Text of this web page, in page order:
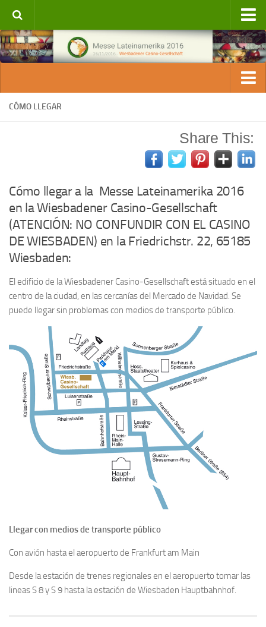
Contacto
Exponer
Expositores 2016
Exponer
Hoteles
Contacto
Expositores 2016
Patrocinadores
Visitar
Cómo llegar
Dónde y cuándo
Parking
Plano del recinto
Gastronomía
Programa cultural
Info-es
Cómo llegar
Programa cultural
CÓMO LLEGAR
Share This:
Cómo llegar a la Messe Lateinamerika 2016
en la Wiesbadener Casino-Gesellschaft
(ATENCIÓN: NO CONFUNDIR CON EL CASINO
DE WIESBADEN) en la Friedrichstr. 22, 65185
Wiesbaden:
El edificio de la Wiesbadener Casino-Gesellschaft está situado en el
centro de la ciudad, en las cercanías del Mercado de Navidad. Se
puede llegar sin problemas con medios de transporte público.
Llegar con medios de transporte público
Con avión hasta el aeropuerto de Frankfurt am Main
Desde la estación de trenes regionales en el aeropuerto tomar las
lineas S 8 y S 9 hasta la estación de Wiesbaden Hauptbahnhof.